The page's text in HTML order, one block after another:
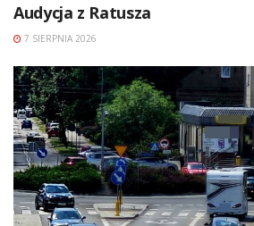
Audycja z Ratusza
7 SIERPNIA 2026